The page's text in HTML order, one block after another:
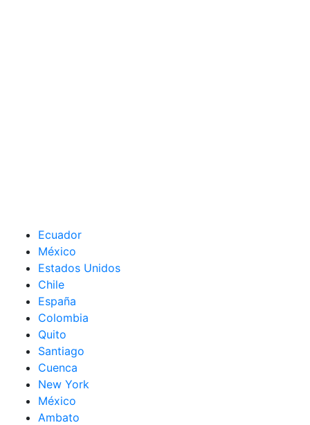
Ecuador
México
Estados Unidos
Chile
España
Colombia
Quito
Santiago
Cuenca
New York
México
Ambato